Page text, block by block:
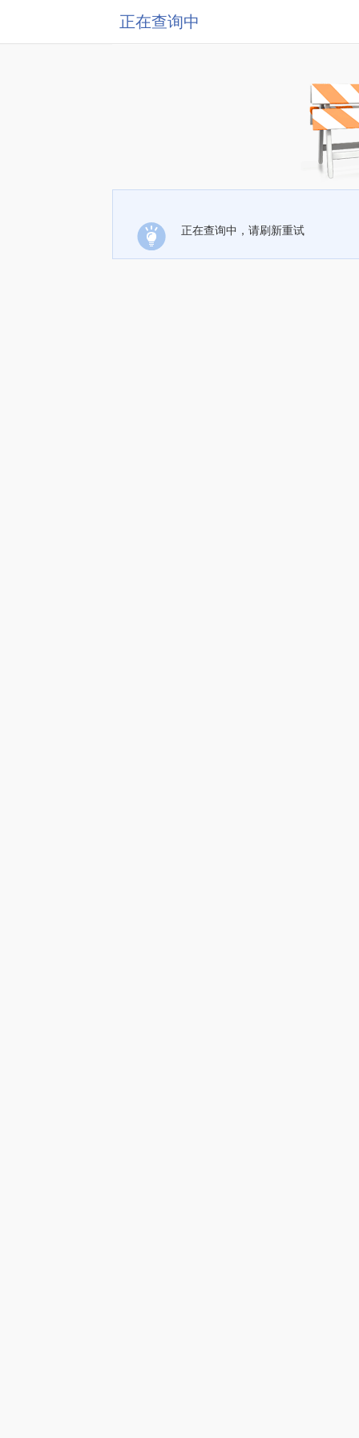
正在查询中
正在查询中，请刷新重试